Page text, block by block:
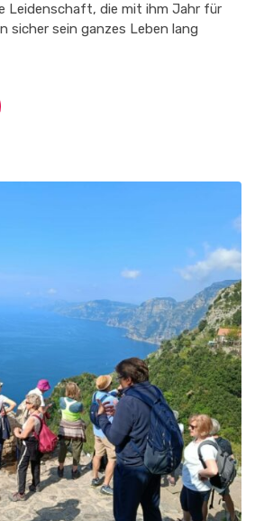
Leidenschaft, die mit ihm Jahr für
sicher sein ganzes Leben lang